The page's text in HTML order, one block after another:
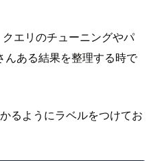
エリのチューニングやパ
んある結果を整理する時で
るようにラベルをつけてお